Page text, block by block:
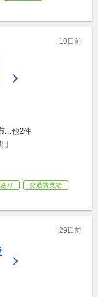
10日前
...他2件
り
交通費支給
29日前